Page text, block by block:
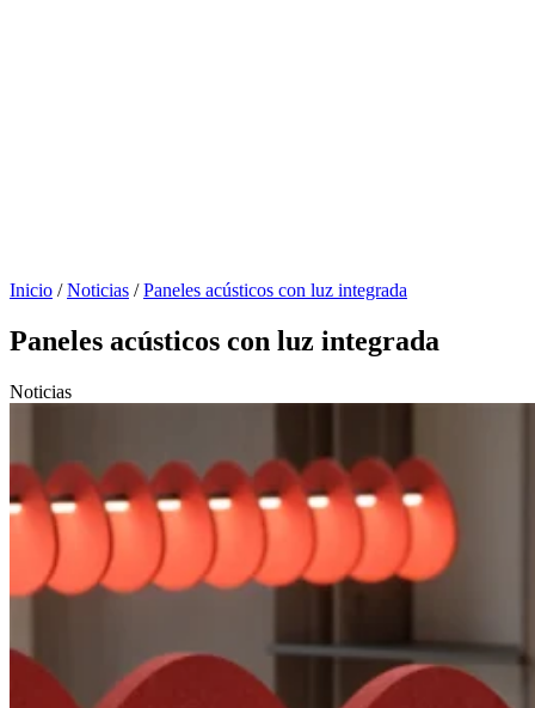
Inicio / Noticias / Paneles acústicos con luz integrada
Paneles acústicos con luz integrada
Noticias